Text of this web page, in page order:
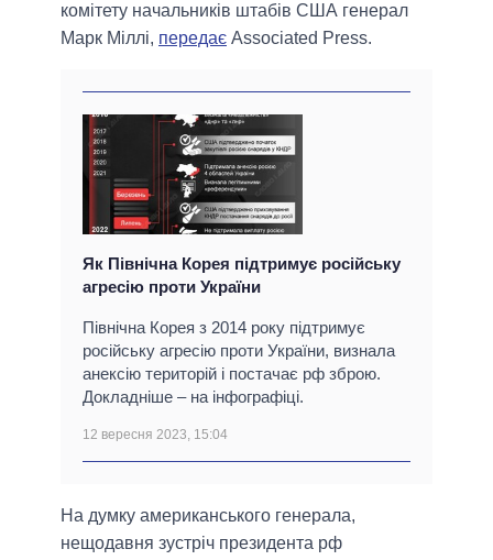
комітету начальників штабів США генерал
Марк Міллі, передає Associated Press.
Як Північна Корея підтримує російську
агресію проти України
Північна Корея з 2014 року підтримує
російську агресію проти України, визнала
анексію територій і постачає рф зброю.
Докладніше – на інфографіці.
12 вересня 2023, 15:04
На думку американського генерала,
нещодавня зустріч президента рф